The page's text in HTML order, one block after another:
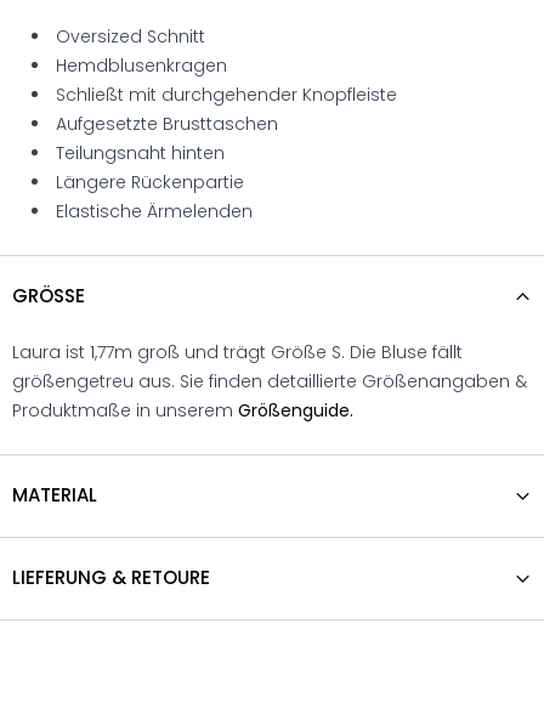
Oversized Schnitt
Hemdblusenkragen
Schließt mit durchgehender Knopfleiste
Aufgesetzte Brusttaschen
Teilungsnaht hinten
Längere Rückenpartie
Elastische Ärmelenden
GRÖSSE
Laura ist 1,77m groß und trägt Größe S. Die Bluse fällt
größengetreu aus. Sie finden detaillierte Größenangaben &
Produktmaße in unserem Größenguide.
MATERIAL
LIEFERUNG & RETOURE